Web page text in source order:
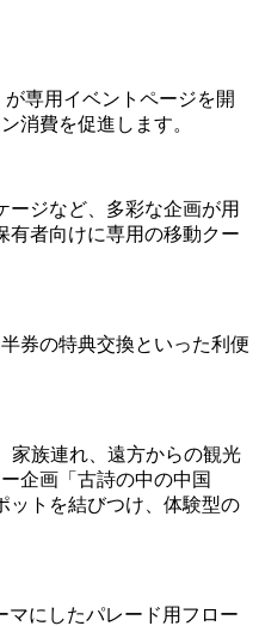
専用イベントページを開
消費を促進します。
ジなど、多彩な企画が用
有者向けに専用の移動クー
券の特典交換といった利便
家族連れ、遠方からの観光
企画「古詩の中の中国
ットを結びつけ、体験型の
マにしたパレード用フロー